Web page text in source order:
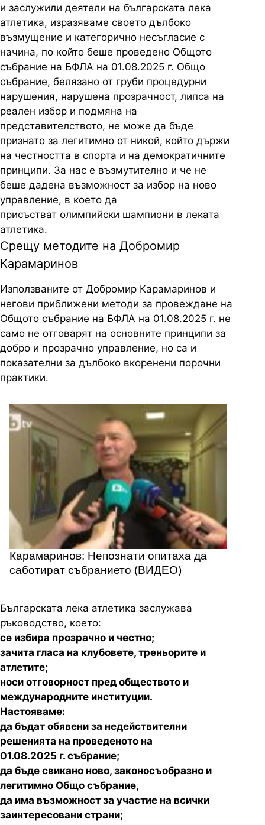
и заслужили деятели на българската лека
атлетика, изразяваме своето дълбоко
възмущение и категорично несъгласие с
начина, по който беше проведено Общото
събрание на БФЛА на 01.08.2025 г. Общо
събрание, белязано от груби процедурни
нарушения, нарушена прозрачност, липса на
реален избор и подмяна на
представителството, не може да бъде
признато за легитимно от никой, който държи
на честността в спорта и на демократичните
принципи. За нас е възмутително и че не
беше дадена възможност за избор на ново
управление, в което да
присъстват олимпийски шампиони в леката
атлетика.
Срещу методите на Добромир
Карамаринов
Използваните от Добромир Карамаринов и
негови приближени методи за провеждане на
Общото събрание на БФЛА на 01.08.2025 г. не
само не отговарят на основните принципи за
добро и прозрачно управление, но са и
показателни за дълбоко вкоренени порочни
практики.
Карамаринов: Непознати опитаха да
саботират събранието (ВИДЕО)
Българската лека атлетика заслужава
ръководство, което:
се избира прозрачно и честно;
зачита гласа на клубовете, треньорите и
атлетите;
носи отговорност пред обществото и
международните институции.
Настояваме:
да бъдат обявени за недействителни
решенията на проведеното на
01.08.2025 г. събрание;
да бъде свикано ново, законосъобразно и
легитимно Общо събрание,
да има възможност за участие на всички
заинтересовани страни;